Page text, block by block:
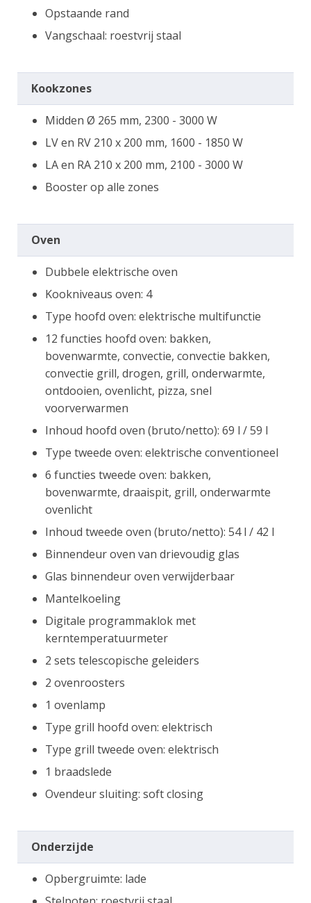
Opstaande rand
Vangschaal: roestvrij staal
Kookzones
Midden Ø 265 mm, 2300 - 3000 W
LV en RV 210 x 200 mm, 1600 - 1850 W
LA en RA 210 x 200 mm, 2100 - 3000 W
Booster op alle zones
Oven
Dubbele elektrische oven
Kookniveaus oven: 4
Type hoofd oven: elektrische multifunctie
12 functies hoofd oven: bakken,
bovenwarmte, convectie, convectie bakken,
convectie grill, drogen, grill, onderwarmte,
ontdooien, ovenlicht, pizza, snel
voorverwarmen
Inhoud hoofd oven (bruto/netto): 69 l / 59 l
Type tweede oven: elektrische conventioneel
6 functies tweede oven: bakken,
bovenwarmte, draaispit, grill, onderwarmte
ovenlicht
Inhoud tweede oven (bruto/netto): 54 l / 42 l
Binnendeur oven van drievoudig glas
Glas binnendeur oven verwijderbaar
Mantelkoeling
Digitale programmaklok met
kerntemperatuurmeter
2 sets telescopische geleiders
2 ovenroosters
1 ovenlamp
Type grill hoofd oven: elektrisch
Type grill tweede oven: elektrisch
1 braadslede
Ovendeur sluiting: soft closing
Onderzijde
Opbergruimte: lade